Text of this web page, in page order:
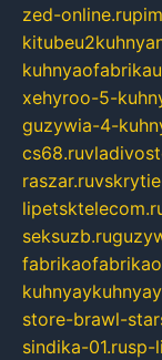
zed-online.ru
xehyroo-5-
guzywia-4-
cs68.ru
raszar.ru
seksuzb.ru
store-brawl-
sindika-01.rusp-